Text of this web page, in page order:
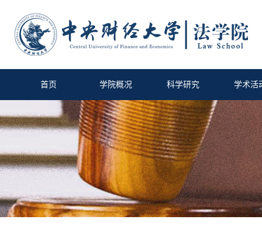
首页 学院概况 科学研究 学术活